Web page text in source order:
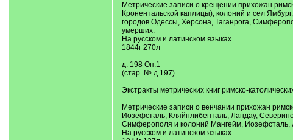
Метрические записи о крещении прихожан
Кронентальской каплицы), колоний и сел
городов Одессы, Херсона, Таганрога,
умерших.
На русском и латинском языках.
1844г 270л
д. 198 Оп.1
(стар. № д.197)
Экстракты метрических книг римско-
Метрические записи о венчании прихожан
Иозефсталь, Кляйнлибенталь, Ландау,
Симферополя и колоний Мангейм, Иозефсталь,
На русском и латинском языках.